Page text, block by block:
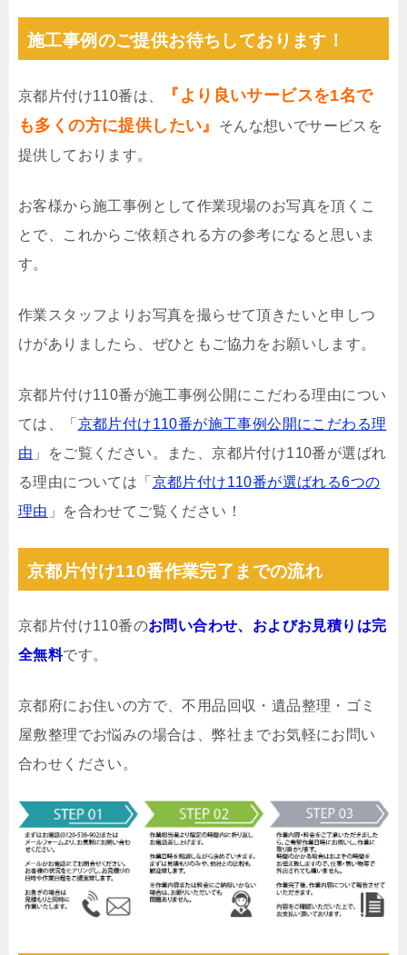
施工事例のご提供お待ちしております！
京都片付け110番は、
『より良いサービスを1名で
も多くの方に提供したい』
そんな想いでサービスを
提供しております。
お客様から施工事例として作業現場のお写真を頂くこ
とで、これからご依頼される方の参考になると思いま
す。
作業スタッフよりお写真を撮らせて頂きたいと申しつ
けがありましたら、ぜひともご協力をお願いします。
京都片付け110番が施工事例公開にこだわる理由につい
ては、「 京都片付け110番が施工事例公開にこだわる理
由 」をご覧ください。また、京都片付け110番が選ばれ
る理由については「 京都片付け110番が選ばれる6つの
理由 」を合わせてご覧ください！
京都片付け110番作業完了までの流れ
京都片付け110番のお問い合わせ、およびお見積りは完
全無料です。
京都府にお住いの方で、不用品回収・遺品整理・ゴミ
屋敷整理でお悩みの場合は、弊社までお気軽にお問い
合わせください。